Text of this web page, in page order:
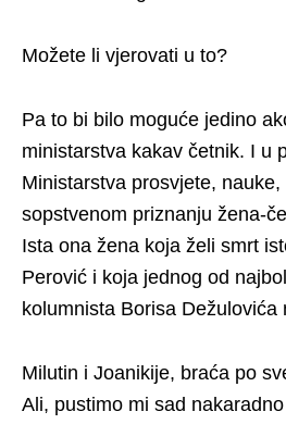
Možete li vjerovati u to?
Pa to bi bilo moguće jedino
ministarstva kakav četnik. I u
Ministarstva prosvjete,
sopstvenom priznanju žena-
Ista ona žena koja želi smrt
Perović i koja jednog od
kolumnista Borisa Dežulovića
Milutin i Joanikije, braća po
Ali, pustimo mi sad